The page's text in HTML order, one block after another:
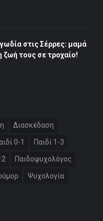
στις Σέρρες: μαμά
ζωή τους σε τροχαίο!
Διασκέδαση
0-1 Παιδί 1-3
Παιδοψυχολόγος
Ψυχολογία